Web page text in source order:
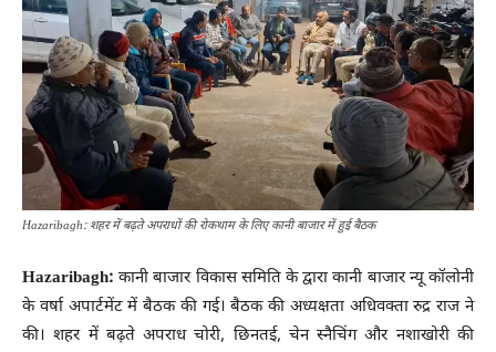
Hazaribagh: शहर में बढ़ते अपराधों की रोकथाम के लिए कानी बाजार में हुई बैठक
Hazaribagh:कानी बाजार विकास समिति के द्वारा कानी बाजार न्यू कॉलोनी
के वर्षा अपार्टमेंट में बैठक की गई। बैठक की अध्यक्षता अधिवक्ता रुद्र राज ने
की। शहर में बढ़ते अपराध चोरी, छिनतई, चेन स्नैचिंग और नशाखोरी की